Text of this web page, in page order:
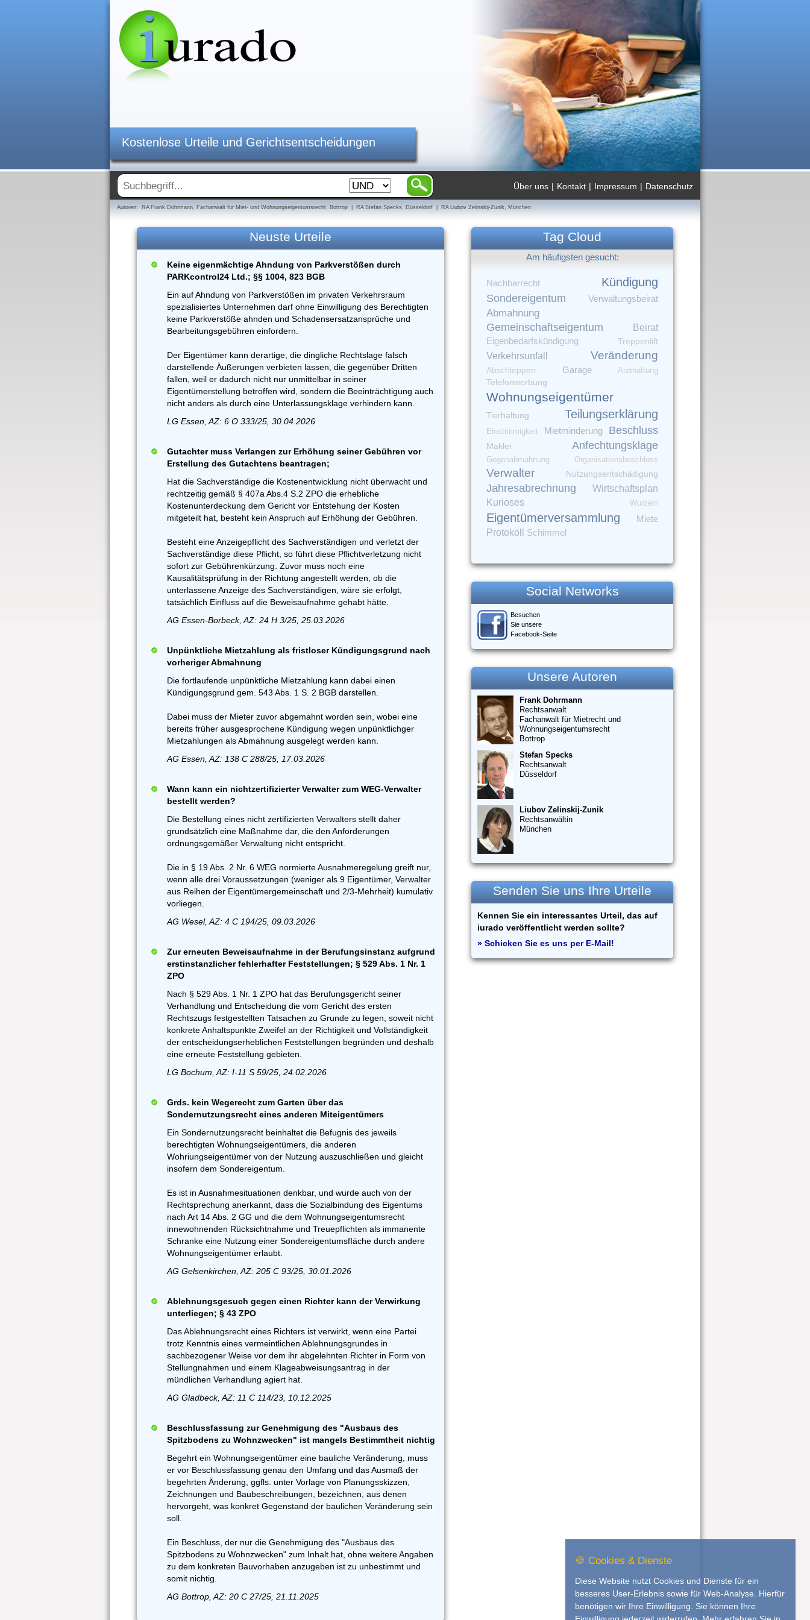
Kostenlose Urteile und Gerichtsentscheidungen
Datenschutz
|
Impressum
|
Kontakt
|
Über uns
Autoren: RA Frank Dohrmann, Fachanwalt für Miet- und Wohnungseigentumsrecht, Bottrop | RA Stefan Specks, Düsseldorf | RA Liubov Zelinskij-Zunik, München
Neuste Urteile
Keine eigenmächtige Ahndung von Parkverstößen durch
PARKcontrol24 Ltd.; §§ 1004, 823 BGB
Ein auf Ahndung von Parkverstößen im privaten Verkehrsraum
spezialisiertes Unternehmen darf ohne Einwilligung des Berechtigten
keine Parkverstöße ahnden und Schadensersatzansprüche und
Bearbeitungsgebühren einfordern.
Der Eigentümer kann derartige, die dingliche Rechtslage falsch
darstellende Äußerungen verbieten lassen, die gegenüber Dritten
fallen, weil er dadurch nicht nur unmittelbar in seiner
Eigentümerstellung betroffen wird, sondern die Beeinträchtigung auch
nicht anders als durch eine Unterlassungsklage verhindern kann.
LG Essen, AZ: 6 O 333/25, 30.04.2026
Gutachter muss Verlangen zur Erhöhung seiner Gebühren vor
Erstellung des Gutachtens beantragen;
Hat die Sachverständige die Kostenentwicklung nicht überwacht und
rechtzeitig gemäß § 407a Abs.4 S.2 ZPO die erhebliche
Kostenunterdeckung dem Gericht vor Entstehung der Kosten
mitgeteilt hat, besteht kein Anspruch auf Erhöhung der Gebühren.
Besteht eine Anzeigepflicht des Sachverständigen und verletzt der
Sachverständige diese Pflicht, so führt diese Pflichtverletzung nicht
sofort zur Gebührenkürzung. Zuvor muss noch eine
Kausalitätsprüfung in der Richtung angestellt werden, ob die
unterlassene Anzeige des Sachverständigen, wäre sie erfolgt,
tatsächlich Einfluss auf die Beweisaufnahme gehabt hätte.
AG Essen-Borbeck, AZ: 24 H 3/25, 25.03.2026
Unpünktliche Mietzahlung als fristloser Kündigungsgrund nach
vorheriger Abmahnung
Die fortlaufende unpünktliche Mietzahlung kann dabei einen
Kündigungsgrund gem. 543 Abs. 1 S. 2 BGB darstellen.
Dabei muss der Mieter zuvor abgemahnt worden sein, wobei eine
bereits früher ausgesprochene Kündigung wegen unpünktlichger
Mietzahlungen als Abmahnung ausgelegt werden kann.
AG Essen, AZ: 138 C 288/25, 17.03.2026
Wann kann ein nichtzertifizierter Verwalter zum WEG-Verwalter
bestellt werden?
Die Bestellung eines nicht zertifizierten Verwalters stellt daher
grundsätzlich eine Maßnahme dar, die den Anforderungen
ordnungsgemäßer Verwaltung nicht entspricht.
Die in § 19 Abs. 2 Nr. 6 WEG normierte Ausnahmeregelung greift nur,
wenn alle drei Voraussetzungen (weniger als 9 Eigentümer, Verwalter
aus Reihen der Eigentümergemeinschaft und 2/3-Mehrheit) kumulativ
vorliegen.
AG Wesel, AZ: 4 C 194/25, 09.03.2026
Zur erneuten Beweisaufnahme in der Berufungsinstanz aufgrund
erstinstanzlicher fehlerhafter Feststellungen; § 529 Abs. 1 Nr. 1
ZPO
Nach § 529 Abs. 1 Nr. 1 ZPO hat das Berufungsgericht seiner
Verhandlung und Entscheidung die vom Gericht des ersten
Rechtszugs festgestellten Tatsachen zu Grunde zu legen, soweit nicht
konkrete Anhaltspunkte Zweifel an der Richtigkeit und Vollständigkeit
der entscheidungserheblichen Feststellungen begründen und deshalb
eine erneute Feststellung gebieten.
LG Bochum, AZ: I-11 S 59/25, 24.02.2026
Grds. kein Wegerecht zum Garten über das
Sondernutzungsrecht eines anderen Miteigentümers
Ein Sondernutzungsrecht beinhaltet die Befugnis des jeweils
berechtigten Wohnungseigentümers, die anderen
Wohriungseigentümer von der Nutzung auszuschließen und gleicht
insofern dem Sondereigentum.
Es ist in Ausnahmesituationen denkbar, und wurde auch von der
Rechtsprechung anerkannt, dass die Sozialbindung des Eigentums
nach Art 14 Abs. 2 GG und die dem Wohnungseigentumsrecht
innewohnenden Rücksichtnahme und Treuepflichten als immanente
Schranke eine Nutzung einer SondereigentumsfIäche durch andere
Wohnungseigentümer erlaubt.
AG Gelsenkirchen, AZ: 205 C 93/25, 30.01.2026
Ablehnungsgesuch gegen einen Richter kann der Verwirkung
unterliegen; § 43 ZPO
Das Ablehnungsrecht eines Richters ist verwirkt, wenn eine Partei
trotz Kenntnis eines vermeintlichen Ablehnungsgrundes in
sachbezogener Weise vor dem ihr abgelehnten Richter in Form von
Stellungnahmen und einem Klageabweisungsantrag in der
mündlichen Verhandlung agiert hat.
AG Gladbeck, AZ: 11 C 114/23, 10.12.2025
Beschlussfassung zur Genehmigung des "Ausbaus des
Spitzbodens zu Wohnzwecken" ist mangels Bestimmtheit nichtig
Begehrt ein Wohnungseigentümer eine bauliche Veränderung, muss
er vor Beschlussfassung genau den Umfang und das Ausmaß der
begehrten Änderung, ggfls. unter Vorlage von Planungsskizzen,
Zeichnungen und Baubeschreibungen, bezeichnen, aus denen
hervorgeht, was konkret Gegenstand der baulichen Veränderung sein
soll.
Ein Beschluss, der nur die Genehmigung des "Ausbaus des
Spitzbodens zu Wohnzwecken" zum Inhalt hat, ohne weitere Angaben
zu dem konkreten Bauvorhaben anzugeben ist zu unbestimmt und
somit nichtig.
AG Bottrop, AZ: 20 C 27/25, 21.11.2025
Tag Cloud
Am häufigsten gesucht:
Nachbarrecht Kündigung
Sondereigentum Verwaltungsbeirat
Abmahnung
Gemeinschaftseigentum Beirat
Eigenbedarfskündigung Treppenlift
Verkehrsunfall Veränderung
Abschleppen Garage Arzthaftung
Telefonwerbung
Wohnungseigentümer
Tierhaltung Teilungserklärung
Einstimmigkeit Mietminderung Beschluss
Makler Anfechtungsklage
Gegenabmahnung Organisationsbeschluss
Verwalter Nutzungsentschädigung
Jahresabrechnung
Wirtschaftsplan
Kurioses
Wurzeln
Eigentümerversammlung Miete
Protokoll Schimmel
Social Networks
Besuchen
Sie unsere
Facebook-Seite
Unsere Autoren
Frank Dohrmann
Rechtsanwalt
Fachanwalt für Mietrecht und
Wohnungseigentumsrecht
Bottrop
Stefan Specks
Rechtsanwalt
Düsseldorf
Liubov Zelinskij-Zunik
Rechtsanwältin
München
Senden Sie uns Ihre Urteile
Kennen Sie ein interessantes Urteil, das auf
iurado veröffentlicht werden sollte?
» Schicken Sie es uns per E-Mail!
🍪 Cookies & Dienste
Diese Website nutzt Cookies und Dienste für ein
besseres User-Erlebnis sowie für Web-Analyse. Hierfür
benötigen wir Ihre Einwilligung. Sie können Ihre